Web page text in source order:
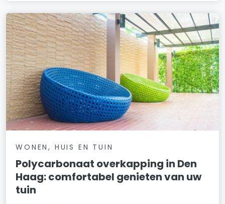
WONEN, HUIS EN TUIN
Polycarbonaat overkapping in Den
Haag: comfortabel genieten van uw
tuin